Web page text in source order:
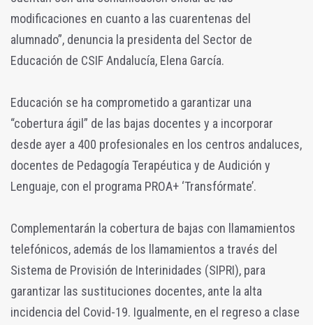
modificaciones en cuanto a las cuarentenas del
alumnado”, denuncia la presidenta del Sector de
Educación de CSIF Andalucía, Elena García.
Educación se ha comprometido a garantizar una
“cobertura ágil” de las bajas docentes y a incorporar
desde ayer a 400 profesionales en los centros andaluces,
docentes de Pedagogía Terapéutica y de Audición y
Lenguaje, con el programa PROA+ ‘Transfórmate’.
Complementarán la cobertura de bajas con llamamientos
telefónicos, además de los llamamientos a través del
Sistema de Provisión de Interinidades (SIPRI), para
garantizar las sustituciones docentes, ante la alta
incidencia del Covid-19. Igualmente, en el regreso a clase